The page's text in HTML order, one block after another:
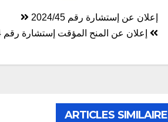
تصفّح
المقالات
إعلان عن إستشارة رقم 2024/45
إعلان عن المنح المؤقت إستشارة رقم 37/39/40/41/50/51/2024/UOEB
ARTICLES SIMILAIRE